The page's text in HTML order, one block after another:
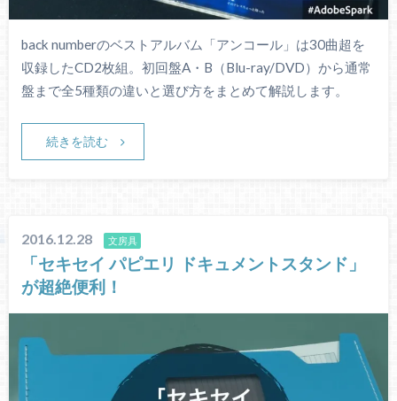
back numberのベストアルバム「アンコール」は30曲超を
収録したCD2枚組。初回盤A・B（Blu-ray/DVD）から通常
盤まで全5種類の違いと選び方をまとめて解説します。
続きを読む
2016.12.28 文房具
「セキセイ パピエリ ドキュメントスタンド」
が超絶便利！